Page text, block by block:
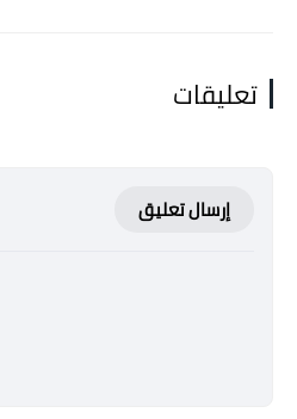
تعليقات
إرسال تعليق